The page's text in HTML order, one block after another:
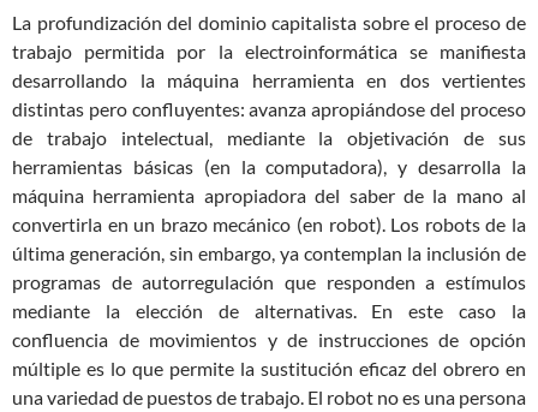
La profundización del dominio capitalista sobre el proceso de
trabajo permitida por la electroinformática se manifiesta
desarrollando la máquina herramienta en dos vertientes
distintas pero confluyentes: avanza apropiándose del proceso
de trabajo intelectual, mediante la objetivación de sus
herramientas básicas (en la computadora), y desarrolla la
máquina herramienta apropiadora del saber de la mano al
convertirla en un brazo mecánico (en robot). Los robots de la
última generación, sin embargo, ya contemplan la inclusión de
programas de autorregulación que responden a estímulos
mediante la elección de alternativas. En este caso la
confluencia de movimientos y de instrucciones de opción
múltiple es lo que permite la sustitución eficaz del obrero en
una variedad de puestos de trabajo. El robot no es una persona